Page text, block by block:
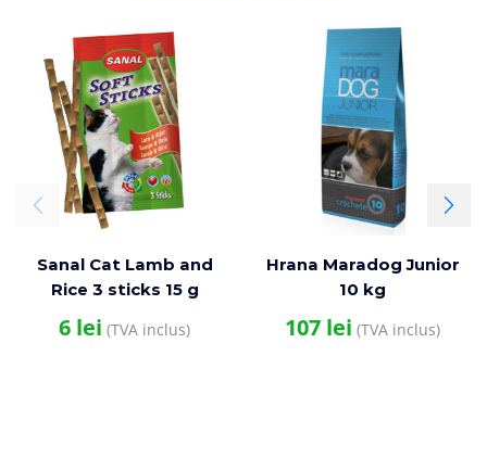
Sanal Cat Lamb and
Rice 3 sticks 15 g
6 lei (TVA inclus)
Hrana Maradog Junior
10 kg
107 lei (TVA inclus)